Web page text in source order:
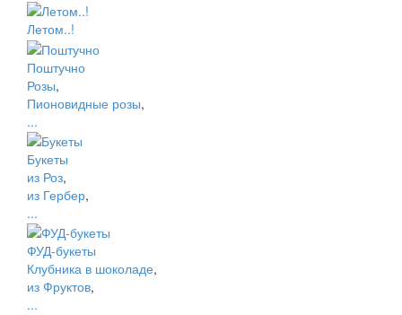
Летом..!
Поштучно
Розы,
Пионовидные розы,
...
Букеты
из Роз,
из Гербер,
...
ФУД-букеты
Клубника в шоколаде,
из Фруктов,
...